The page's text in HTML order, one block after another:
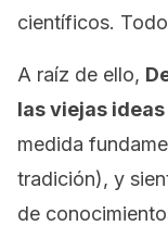
científicos.
A raíz de ello,
las viejas
medida
tradición), y
de